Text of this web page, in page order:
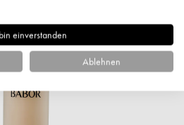
einverstanden
Ablehnen